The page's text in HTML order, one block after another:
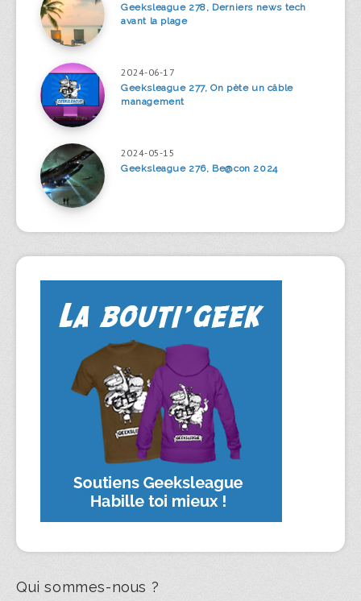
Geeksleague 278, Derniers news tech
avant la plage
2024-06-17
Geeksleague 277, On pète un câble
management
2024-05-15
Geeksleague 276, Be@con 2024
Qui sommes-nous ?